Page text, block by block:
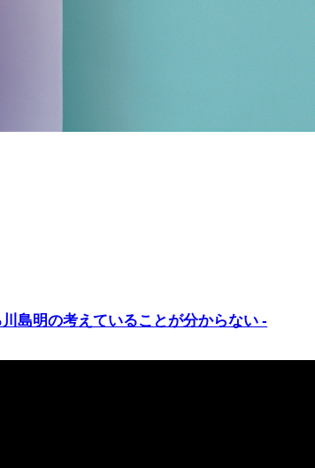
島明の考えていることが分からない -